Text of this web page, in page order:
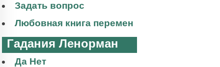
Задать вопрос
Любовная книга перемен
Гадания Ленорман
Да Нет